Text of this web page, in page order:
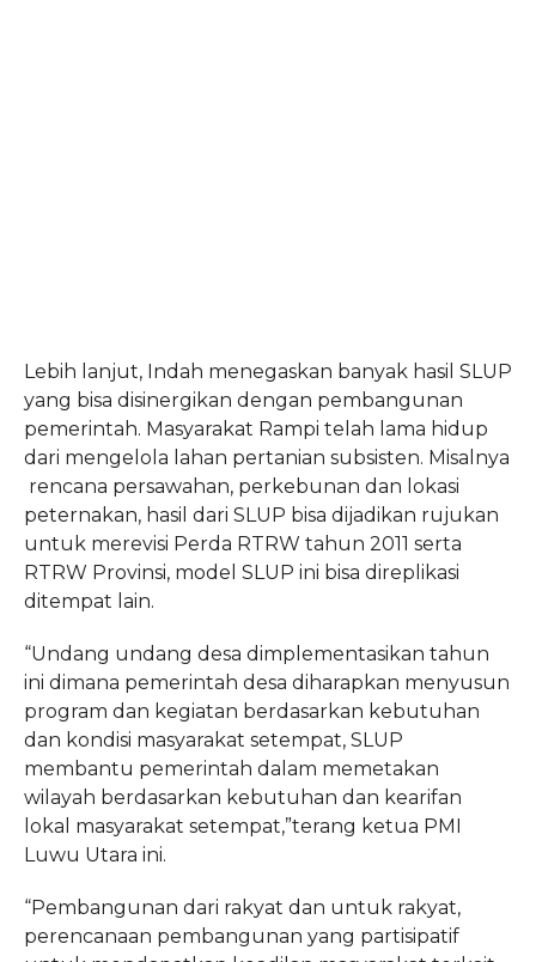
Lebih lanjut, Indah menegaskan banyak hasil SLUP
yang bisa disinergikan dengan pembangunan
pemerintah. Masyarakat Rampi telah lama hidup
dari mengelola lahan pertanian subsisten. Misalnya
rencana persawahan, perkebunan dan lokasi
peternakan, hasil dari SLUP bisa dijadikan rujukan
untuk merevisi Perda RTRW tahun 2011 serta
RTRW Provinsi, model SLUP ini bisa direplikasi
ditempat lain.
“Undang undang desa dimplementasikan tahun
ini dimana pemerintah desa diharapkan menyusun
program dan kegiatan berdasarkan kebutuhan
dan kondisi masyarakat setempat, SLUP
membantu pemerintah dalam memetakan
wilayah berdasarkan kebutuhan dan kearifan
lokal masyarakat setempat,”terang ketua PMI
Luwu Utara ini.
“Pembangunan dari rakyat dan untuk rakyat,
perencanaan pembangunan yang partisipatif